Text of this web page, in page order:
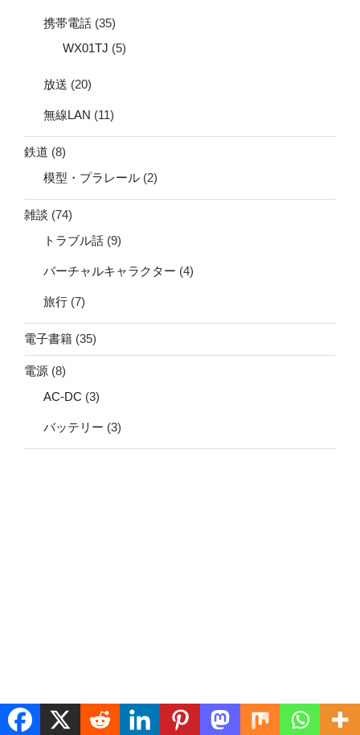
携帯電話 (35)
WX01TJ (5)
放送 (20)
無線LAN (11)
鉄道 (8)
模型・プラレール (2)
雑談 (74)
トラブル話 (9)
バーチャルキャラクター (4)
旅行 (7)
電子書籍 (35)
電源 (8)
AC-DC (3)
バッテリー (3)